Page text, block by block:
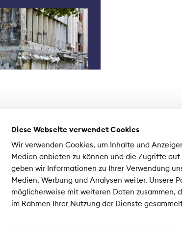
Diese Webseite verwendet Cookies
Wir verwenden Cookies, um Inhalte und
Medien anbieten zu können und die Zugriffe
geben wir Informationen zu Ihrer Verwendung
Medien, Werbung und Analysen weiter. Unsere
möglicherweise mit weiteren Daten zusammen,
im Rahmen Ihrer Nutzung der Dienste
Associazione Svizzera
Conrad-Ferdinand-
8002 Zurigo